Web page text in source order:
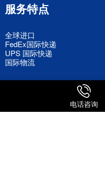
服务特点
全球进口
FedEx国际快递
UPS 国际快递
国际物流
电话咨询